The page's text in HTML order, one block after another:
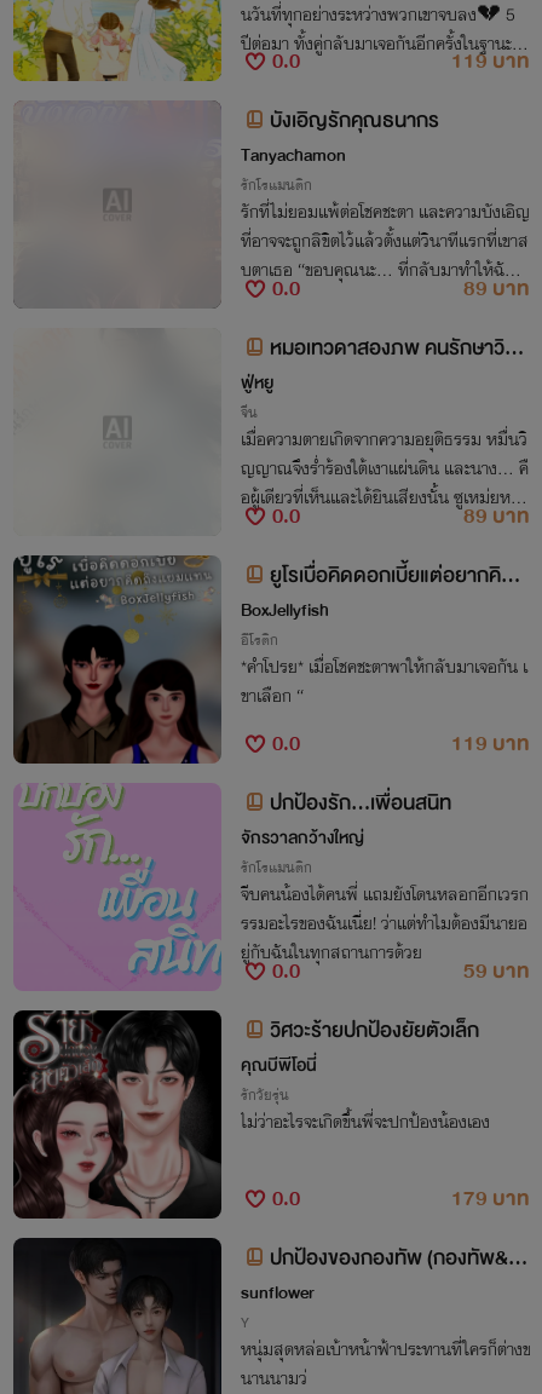
นวันที่ทุกอย่างระหว่างพวกเขาจบลง💔 5
ปีต่อมา ทั้งคู่กลับมาเจอกันอีกครั้งในฐานะคู่
ค้าทางธุรกิจ ความเข้าใจผิด และความรักที่ห
0.0
119 บาท
บังเอิญรักคุณธนากร
Tanyachamon
รักโรแมนติก
รักที่ไม่ยอมแพ้ต่อโชคชะตา และความบังเอิญ
ที่อาจจะถูกลิขิตไว้แล้วตั้งแต่วินาทีแรกที่เขาส
บตาเธอ “ขอบคุณนะ... ที่กลับมาทำให้ฉันมี
ความสุขอีกครั้ง” “ผมต่างหากครับที่ต้องขอ
0.0
89 บาท
หมอเทวดาสองภพ คนรักษาวิญ
ญาณ
ฟู่หยู
จีน
เมื่อความตายเกิดจากความอยุติธรรม หมื่นวิ
ญญาณจึงร่ำร้องใต้เงาแผ่นดิน และนาง… คื
อผู้เดียวที่เห็นและได้ยินเสียงนั้น ซูเหม่ยหลั
น หมอหญิงผู้แบกรับกรรมแทนคนทั้งเมือง
0.0
89 บาท
ยูโรเบื่อคิดดอกเบี้ยแต่อยากคิดถึ
งแยมแทน
BoxJellyfish
อีโรติก
*คำโปรย* เมื่อโชคชะตาพาให้กลับมาเจอกัน เ
ขาเลือก “
0.0
119 บาท
ปกป้องรัก...เพื่อนสนิท
จักรวาลกว้างใหญ่
รักโรแมนติก
จีบคนน้องได้คนพี่ แถมยังโดนหลอกอีกเวรก
รรมอะไรของฉันเนี่ย! ว่าแต่ทำไมต้องมีนายอ
ยู่กับฉันในทุกสถานการด้วย
0.0
59 บาท
วิศวะร้ายปกป้องยัยตัวเล็ก
คุณบีพีโอนี่
รักวัยรุ่น
ไม่ว่าอะไรจะเกิดขึ้นพี่จะปกป้องน้องเอง
0.0
179 บาท
ปกป้องของกองทัพ (กองทัพ&ป
กป้อง)
sunflower
Y
หนุ่มสุดหล่อเบ้าหน้าฟ้าประทานที่ใครก็ต่างข
นานนามว่